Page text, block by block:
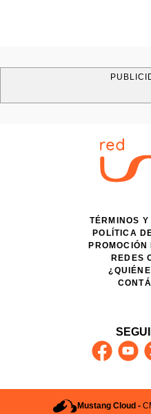
TÉRMINOS
POLÍTICA
REDES
Mustang Cloud -